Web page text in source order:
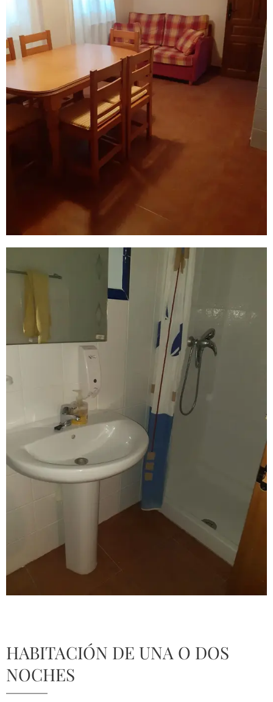
HABITACIÓN DE UNA O DOS
NOCHES